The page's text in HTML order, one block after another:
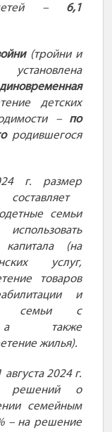
–
6,1
(тройни и
детских
–
по
родившегося
г. размер
составляет
семьи
капитала (на
услуг,
товаров
и
семьи с
а также
жилья).
2024 г.
решений о
семейным
– на решение